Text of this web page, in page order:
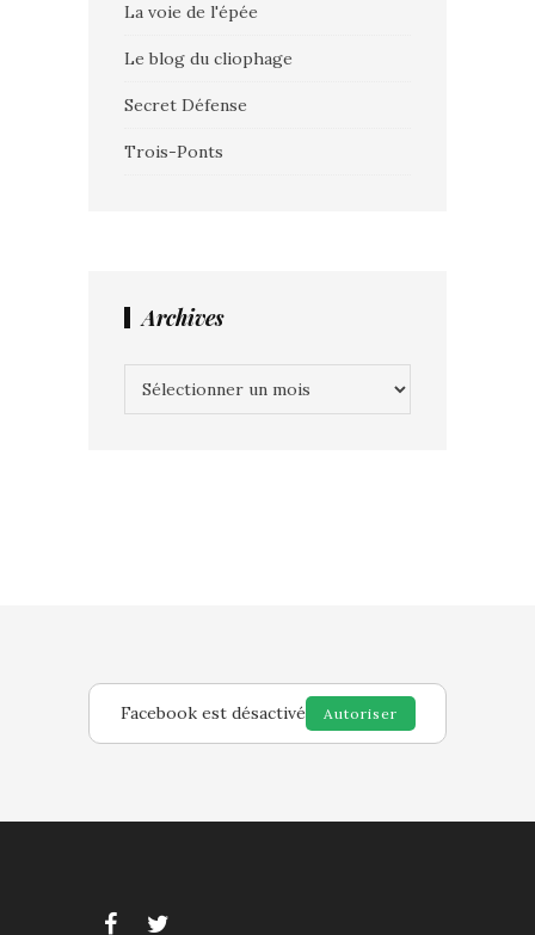
La voie de l'épée
Le blog du cliophage
Secret Défense
Trois-Ponts
Archives
Facebook est désactivé Autoriser